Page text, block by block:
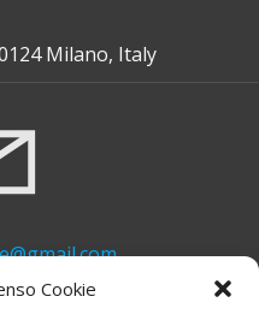
Cookie
Milano, Italy